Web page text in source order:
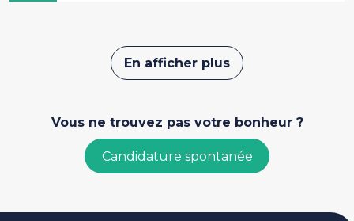
En afficher plus
Vous ne trouvez pas votre bonheur ?
Candidature spontanée